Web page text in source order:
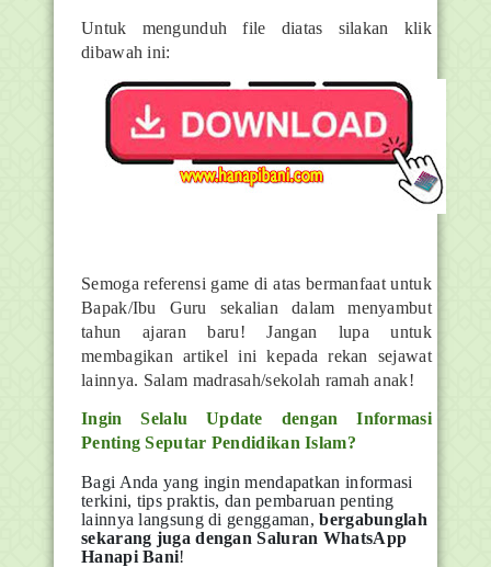
Untuk mengunduh file diatas silakan klik
dibawah ini:
Semoga referensi game di atas bermanfaat untuk
Bapak/Ibu Guru sekalian dalam menyambut
tahun ajaran baru! Jangan lupa untuk
membagikan artikel ini kepada rekan sejawat
lainnya. Salam madrasah/sekolah ramah anak!
Ingin Selalu Update dengan Informasi
Penting Seputar Pendidikan Islam?
Bagi Anda yang ingin mendapatkan informasi
terkini, tips praktis, dan pembaruan penting
lainnya langsung di genggaman,bergabunglah
sekarang juga dengan Saluran WhatsApp
Hanapi Bani!